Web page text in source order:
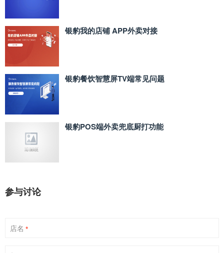
银豹我的店铺 APP外卖对接
银豹餐饮智慧屏TV端常见问题
银豹POS端外卖兜底厨打功能
参与讨论
店名 *